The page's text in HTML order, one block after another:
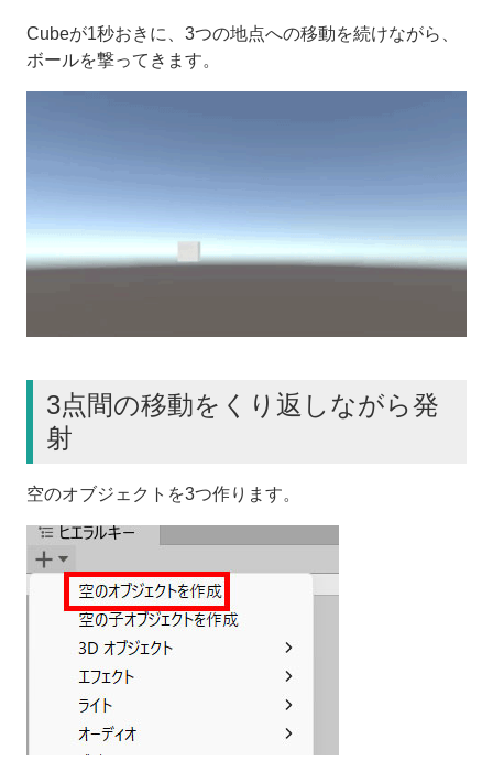
Cubeが1秒おきに、3つの地点への移動を続けながら、
ボールを撃ってきます。
3点間の移動をくり返しながら発
射
空のオブジェクトを3つ作ります。